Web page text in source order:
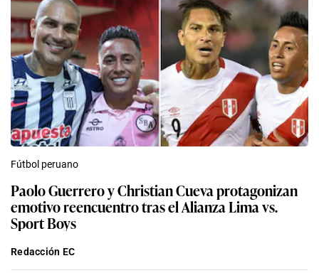
Fútbol peruano
Paolo Guerrero y Christian Cueva protagonizan
emotivo reencuentro tras el Alianza Lima vs.
Sport Boys
Redacción EC